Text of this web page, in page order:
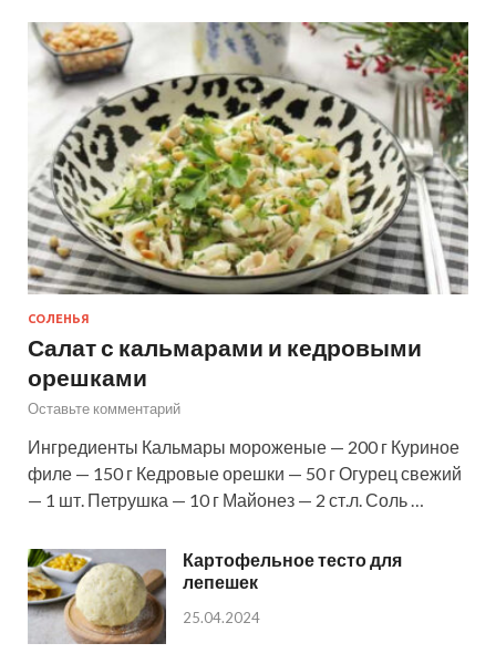
СОЛЕНЬЯ
Салат с кальмарами и кедровыми
орешками
Оставьте комментарий
Ингредиенты Кальмары мороженые — 200 г Куриное
филе — 150 г Кедровые орешки — 50 г Огурец свежий
— 1 шт. Петрушка — 10 г Майонез — 2 ст.л. Соль …
Картофельное тесто для
лепешек
25.04.2024